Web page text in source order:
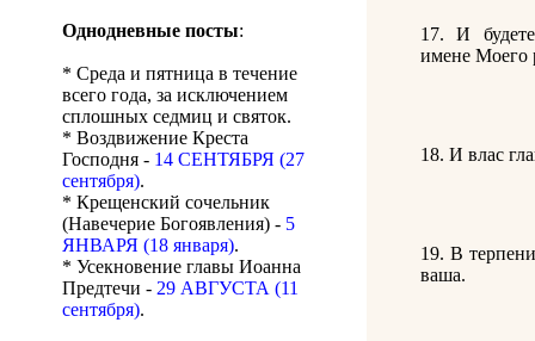
Однодневные посты:
* Среда и пятница в течение
всего года, за исключением
сплошных седмиц и святок.
* Воздвижение Креста
Господня - 14 СЕНТЯБРЯ (27
сентября).
* Крещенский сочельник
(Навечерие Богоявления) - 5
ЯНВАРЯ (18 января).
* Усекновение главы Иоанна
Предтечи - 29 АВГУСТА (11
сентября).
17. И
имене Моего
18. И влас
19. В
ваша.